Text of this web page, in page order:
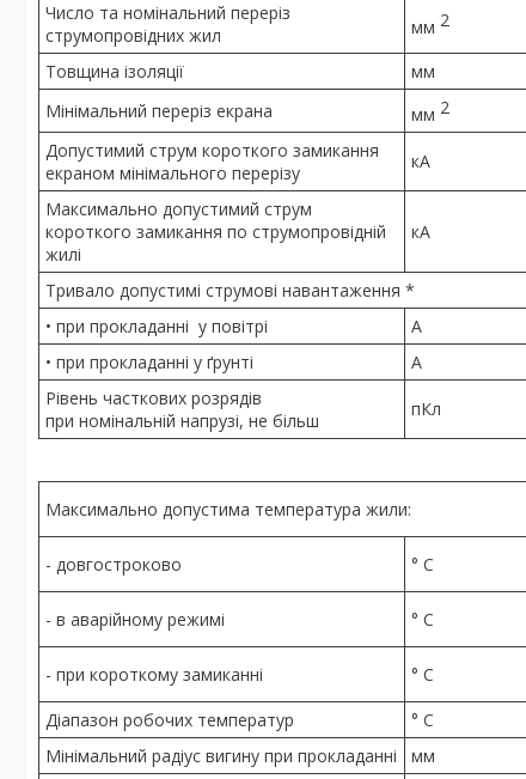
Число та номінальний переріз
струмопровідних жил
мм 2
Товщина ізоляції мм
Мінімальний переріз екрана
мм 2
Допустимий струм короткого замикання
екраном мінімального перерізу
кА
Максимально допустимий струм
короткого замикання по струмопровідній
жилі
кА
Тривало допустимі струмові навантаження *
• при прокладанні у повітрі
А
• при прокладанні у ґрунті
А
Рівень часткових розрядів
при номінальній напрузі, не більш
пКл
Максимально допустима температура жили:
- довгостроково ° С
- в аварійному режимі ° С
- при короткому замиканні ° С
Діапазон робочих температур
° С
Мінімальний радіус вигину при прокладанні
мм